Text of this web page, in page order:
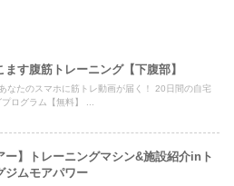
ます腹筋トレーニング【下腹部】
なたのスマホに筋トレ動画が届く！ 20日間の自宅
プログラム【無料】 ...
ー】トレーニングマシン&施設紹介inト
ジムモアパワー